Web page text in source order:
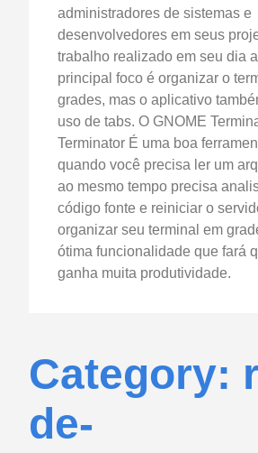
administradores de sistemas e
desenvolvedores em seus
trabalho realizado em seu dia
principal foco é organizar o
grades, mas o aplicativo
uso de tabs. O GNOME
Terminator É uma boa
quando você precisa ler um
ao mesmo tempo precisa
código fonte e reiniciar o
organizar seu terminal em
ótima funcionalidade que fará
ganha muita produtividade.
Category:
de-